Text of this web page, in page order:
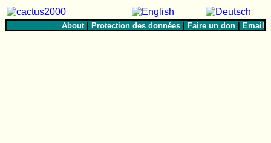
About|Protection des données |Faire un don |Email